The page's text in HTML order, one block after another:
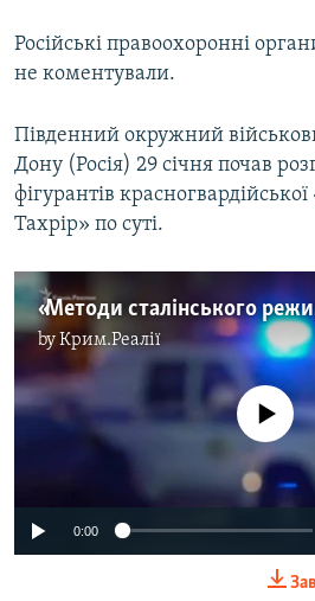
Російські правоохоронні
не коментували.
Південний окружний
Дону (Росія) 29 січня почав
фігурантів
Тахрір» по суті.
byКрим.Реалії
No media source
0:00